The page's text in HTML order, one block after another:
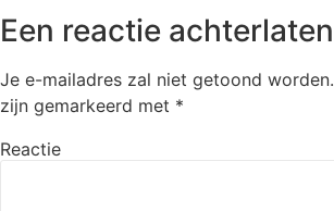
Een reactie achterlaten
Je e-mailadres zal niet getoond worden.
zijn gemarkeerd met *
Reactie